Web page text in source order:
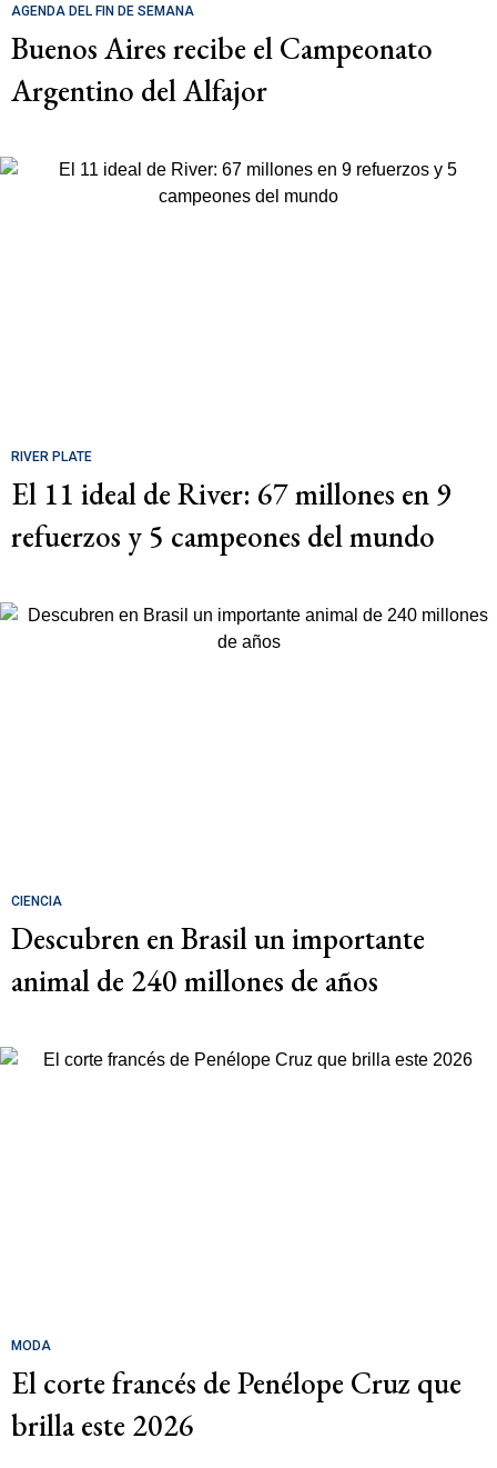
AGENDA DEL FIN DE SEMANA
Buenos Aires recibe el Campeonato
Argentino del Alfajor
RIVER PLATE
El 11 ideal de River: 67 millones en 9
refuerzos y 5 campeones del mundo
CIENCIA
Descubren en Brasil un importante
animal de 240 millones de años
MODA
El corte francés de Penélope Cruz que
brilla este 2026